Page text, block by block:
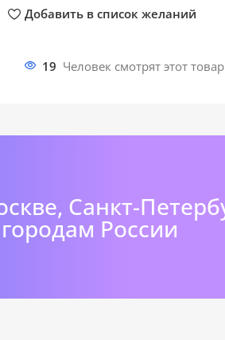
Добавить в список желаний
19 Человек смотрят этот
Санкт-
России